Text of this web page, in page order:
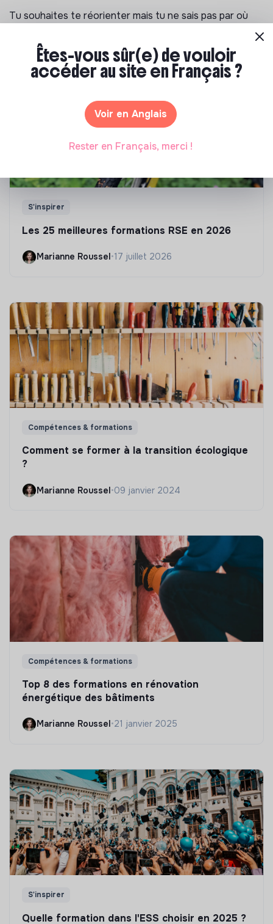
Tu souhaites te réorienter mais tu ne sais pas par où
sélection de formations aux métiers de la transition
écologique et solidaire !
S'inspirer
Les 25 meilleures formations RSE en 2026
Marianne Roussel•17 juillet 2026
Compétences & formations
Comment se former à la transition écologique
?
Marianne Roussel•09 janvier 2024
Compétences & formations
Top 8 des formations en rénovation
énergétique des bâtiments
Marianne Roussel •21 janvier 2025
S'inspirer
Quelle formation dans l'ESS choisir en 2025 ?
Êtes-vous sûr(e) de vouloir
accéder au site en Français ?
Voir en Anglais
Rester en Français, merci !